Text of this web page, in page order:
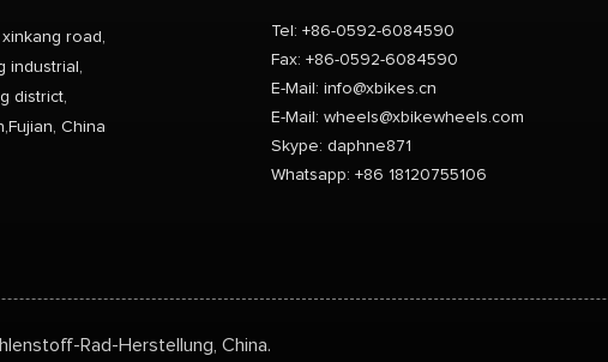
road,
industrial,
district,
China
Tel: +86-0592-6084590
Fax: +86-0592-6084590
E-Mail: info@xbikes.cn
E-Mail: wheels@xbikewheels.com
Skype: daphne871
Whatsapp: +86 18120755106
Rad-Herstellung, China.